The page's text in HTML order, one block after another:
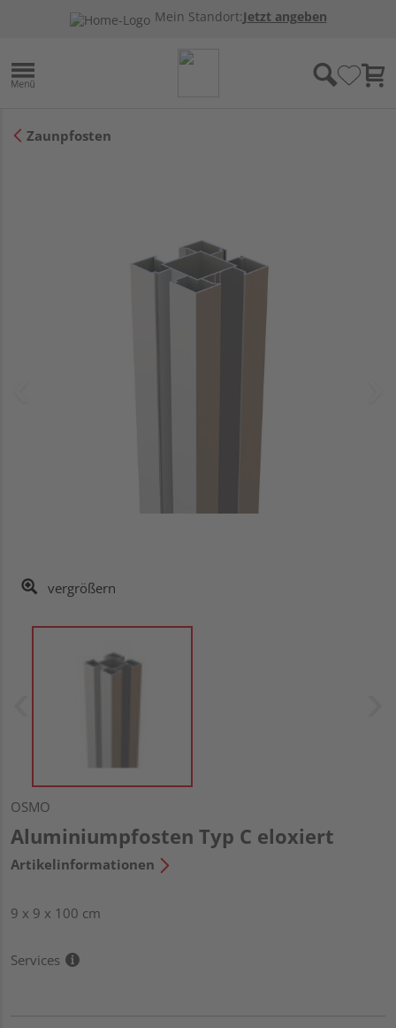
Mein Standort:Jetzt angeben
Zaunpfosten
vergrößern
OSMO
Aluminiumpfosten Typ C eloxiert
Artikelinformationen
9 x 9 x 100 cm
Services